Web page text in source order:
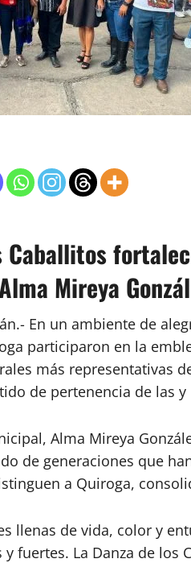
Caballitos
Mireya
En un ambiente de
participaron en la
más representativas
de pertenencia de las
Alma Mireya
de generaciones que
a Quiroga,
llenas de vida, color y
y fuertes. La Danza de